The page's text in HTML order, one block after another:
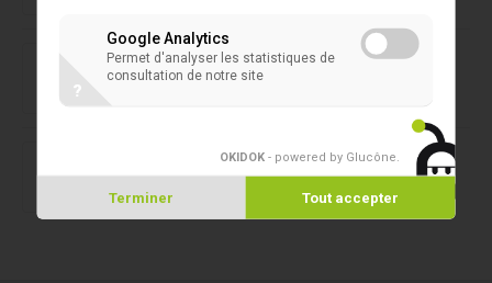
Microtubes 2D
SAFE® 1-Channel Capper/Decapper
Capper/Decapper 8 canaux SAFE®
Google Analytics
Permet d'analyser les statistiques de
consultation de notre site
?
OKIDOK - powered by Glucône
Terminer Tout accepter